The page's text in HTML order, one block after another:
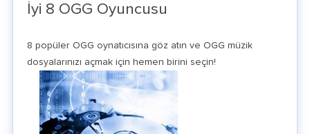
İyi 8 OGG Oyuncusu
8 popüler OGG oynatıcısına göz atın ve OGG müzik
dosyalarınızı açmak için hemen birini seçin!